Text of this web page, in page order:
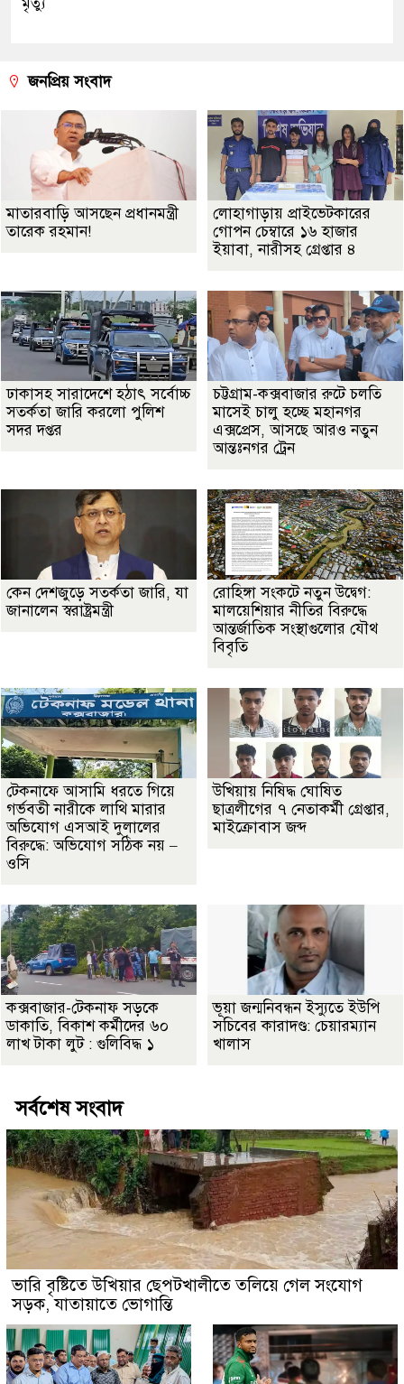
মৃত্যু
জনপ্রিয় সংবাদ
মাতারবাড়ি আসছেন প্রধানমন্ত্রী
তারেক রহমান!
লোহাগাড়ায় প্রাইভেটকারের
গোপন চেম্বারে ১৬ হাজার
ইয়াবা, নারীসহ গ্রেপ্তার ৪
ঢাকাসহ সারাদেশে হঠাৎ সর্বোচ্চ
সতর্কতা জা‌রি করলো পুলিশ
সদর দপ্তর
চট্টগ্রাম-কক্সবাজার রুটে চলতি
মাসেই চালু হচ্ছে মহানগর
এক্সপ্রেস, আসছে আরও নতুন
আন্তঃনগর ট্রেন
কেন দেশজুড়ে সতর্কতা জারি, যা
জানালেন স্বরাষ্ট্রমন্ত্রী
রোহিঙ্গা সংকটে নতুন উদ্বেগ:
মালয়েশিয়ার নীতির বিরুদ্ধে
আন্তর্জাতিক সংস্থাগুলোর যৌথ
বিবৃতি
টেকনাফে আসামি ধরতে গিয়ে
গর্ভবতী নারীকে লাথি মারার
অভিযোগ এসআই দুলালের
বিরুদ্ধে: অভিযোগ সঠিক নয় –
ওসি
উখিয়ায় নিষিদ্ধ ঘোষিত
ছাত্রলীগের ৭ নেতাকর্মী গ্রেপ্তার,
মাইক্রোবাস জব্দ
কক্সবাজার-টেকনাফ সড়কে
ডাকাতি, বিকাশ কর্মীদের ৬০
লাখ টাকা লুট : গুলিবিদ্ধ ১
ভূয়া জন্মনিবন্ধন ইস্যুতে ইউপি
সচিবের কারাদণ্ড: চেয়ারম্যান
খালাস
সর্বশেষ সংবাদ
ভারি বৃষ্টিতে উখিয়ার ছেপটখালীতে তলিয়ে গেল সংযোগ
সড়ক, যাতায়াতে ভোগান্তি